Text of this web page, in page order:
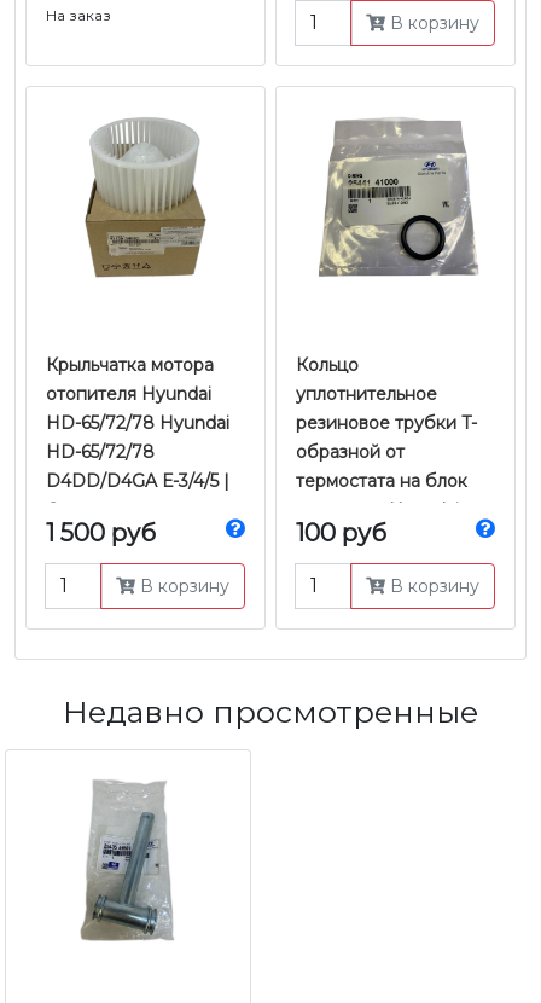
На заказ В корзину
Крыльчатка мотора
отопителя Hyundai
HD-65/72/78 Hyundai
HD-65/72/78
D4DD/D4GA Е-3/4/5 |
Оригинал
1 500 руб
В корзину
Кольцо
уплотнительное
резиновое трубки T-
образной от
термостата на блок
двигателя Hyundai
HD78 D4DD Евро-3 |
Оригинал
100 руб
В корзину
Недавно просмотренные